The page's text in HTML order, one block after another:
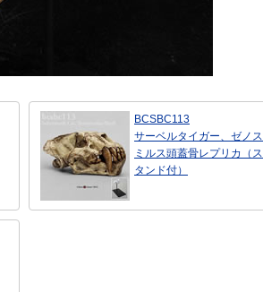
BCSBC113
サーベルタイガー、ゼノス
ミルス頭蓋骨レプリカ（ス
タンド付）